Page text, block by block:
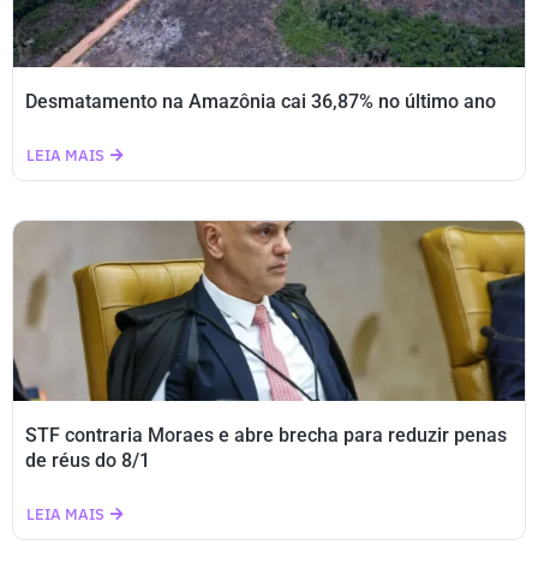
Desmatamento na Amazônia cai 36,87% no último ano
LEIA MAIS
STF contraria Moraes e abre brecha para reduzir penas
de réus do 8/1
LEIA MAIS